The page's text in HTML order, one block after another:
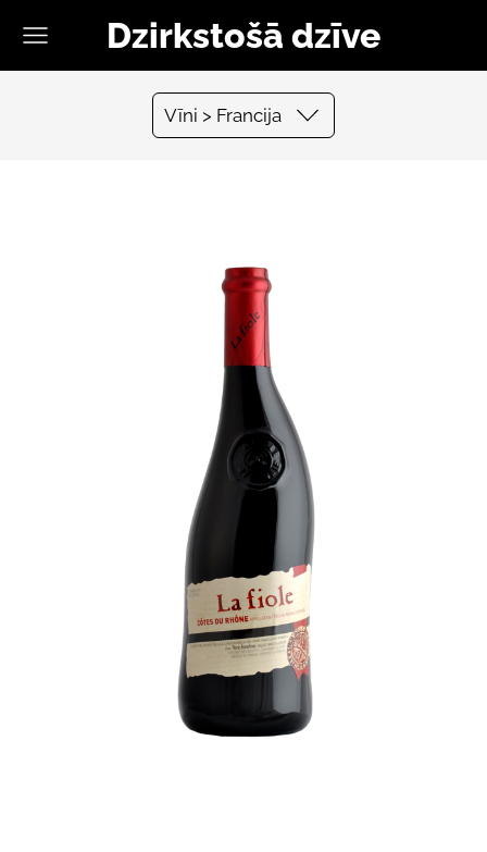
Dzirkstošā dzīve
Vīni > Francija